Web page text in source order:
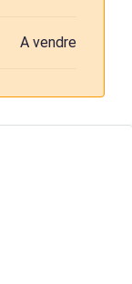
A vendre